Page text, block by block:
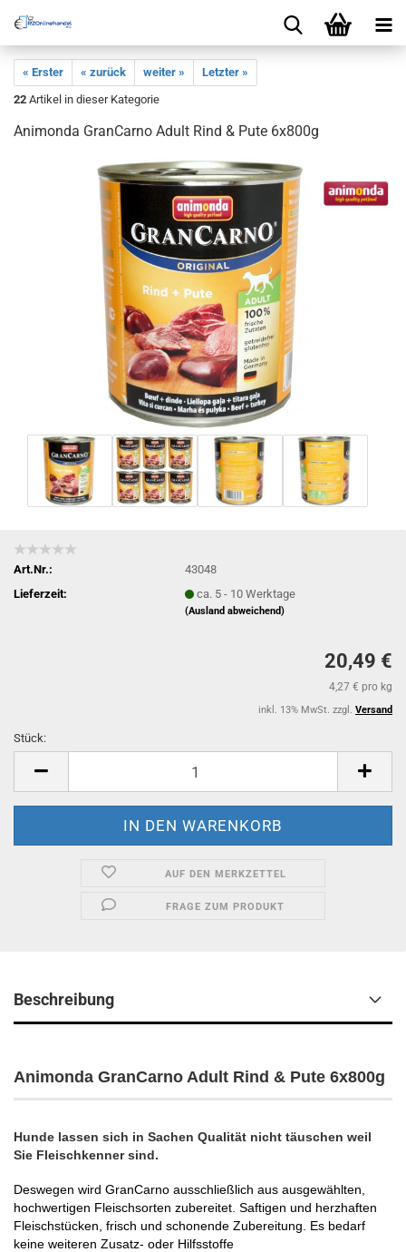
« Erster « zurück weiter »
Letzter »
22 Artikel in dieser Kategorie
Animonda GranCarno Adult Rind & Pute 6x800g
Art.Nr.:
43048
Lieferzeit:
ca. 5 - 10 Werktage
(Ausland abweichend)
20,49 €
4,27 € pro kg
inkl. 13% MwSt. zzgl. Versand
Stück:
AUF DEN MERKZETTEL
FRAGE ZUM PRODUKT
Beschreibung
Animonda GranCarno Adult Rind & Pute 6x800g
Hunde lassen sich in Sachen Qualität nicht täuschen weil
Sie Fleischkenner sind.
Deswegen wird GranCarno ausschließlich aus ausgewählten,
hochwertigen Fleischsorten zubereitet. Saftigen und herzhaften
Fleischstücken, frisch und schonende Zubereitung. Es bedarf
keine weiteren Zusatz- oder Hilfsstoffe